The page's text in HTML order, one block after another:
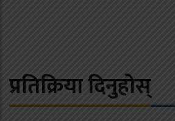
प्रतिक्रिया दिनुहोस्